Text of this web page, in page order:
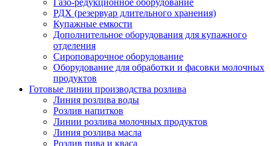
Газо-редукционное оборудование
РДХ (резервуар длительного хранения)
Купажные емкости
Дополнительное оборудования для купажного
отделения
Сироповарочное оборудование
Оборудование для обработки и фасовки молочных
продуктов
Готовые линии производства розлива
Линия розлива воды
Розлив напитков
Линии розлива молочных продуктов
Линия розлива масла
Розлив пива и кваса